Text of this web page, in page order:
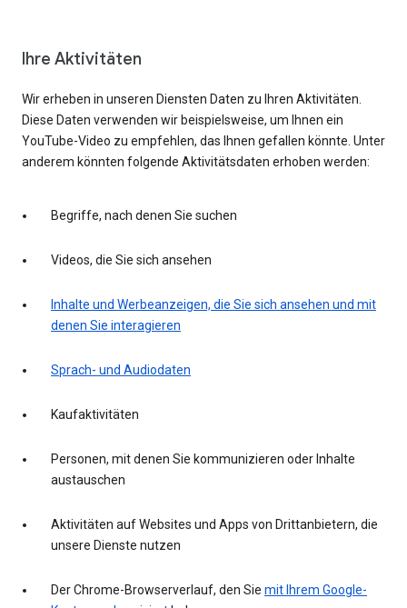
Ihre Aktivitäten
Wir erheben in unseren Diensten Daten zu Ihren Aktivitäten.
Diese Daten verwenden wir beispielsweise, um Ihnen ein
YouTube-Video zu empfehlen, das Ihnen gefallen könnte. Unter
anderem könnten folgende Aktivitätsdaten erhoben werden:
Begriffe, nach denen Sie suchen
Videos, die Sie sich ansehen
Inhalte und Werbeanzeigen, die Sie sich ansehen und mit
denen Sie interagieren
Sprach- und Audiodaten
Kaufaktivitäten
Personen, mit denen Sie kommunizieren oder Inhalte
austauschen
Aktivitäten auf Websites und Apps von Drittanbietern, die
unsere Dienste nutzen
Der Chrome-Browserverlauf, den Sie mit Ihrem Google-